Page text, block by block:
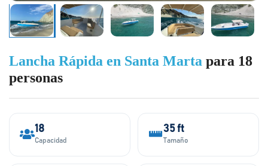
Lancha Rápida en Santa Marta para 18
personas
18
Capacidad
35 ft
Tamaño